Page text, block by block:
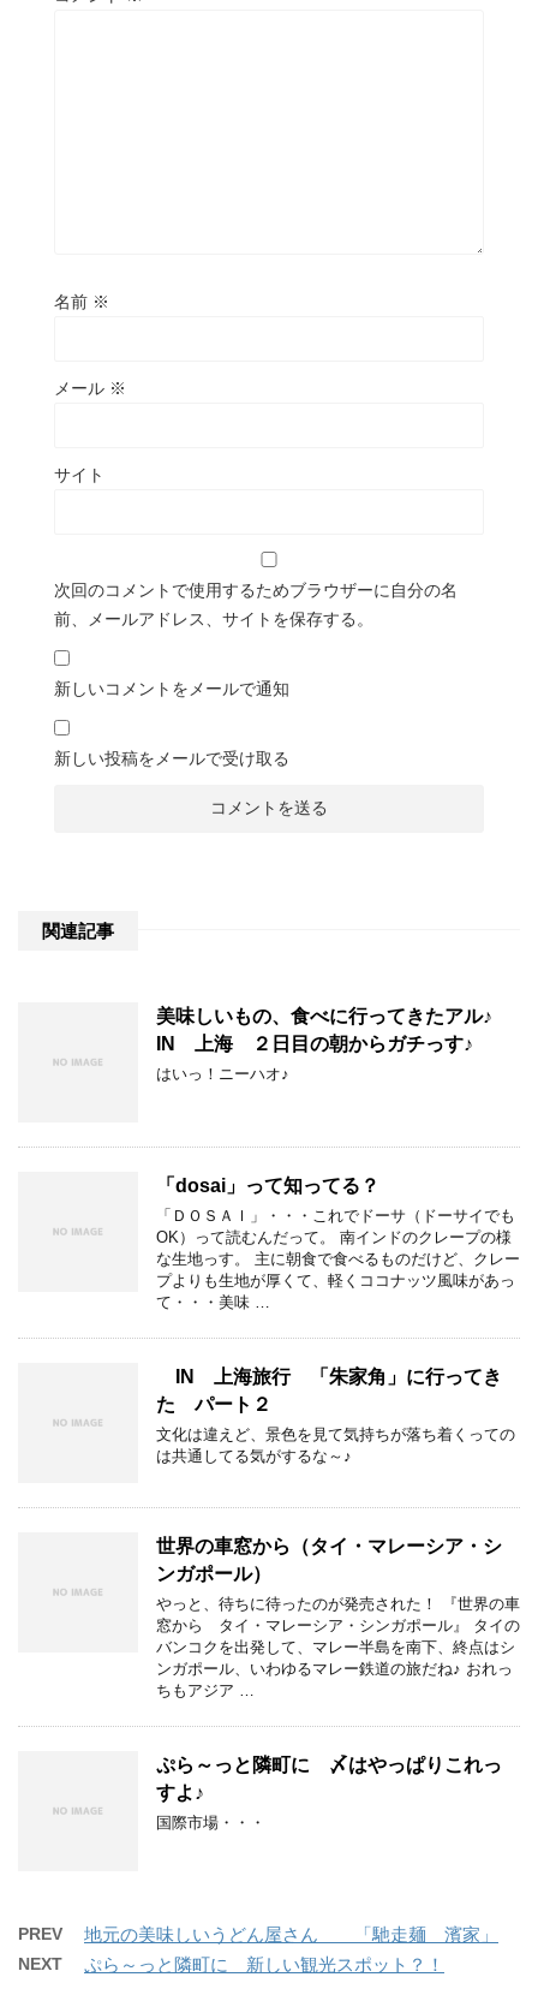
名前 ※
メール ※
サイト
次回のコメントで使用するためブラウザーに自分の名
前、メールアドレス、サイトを保存する。
新しいコメントをメールで通知
新しい投稿をメールで受け取る
関連記事
美味しいもの、食べに行ってきたアル♪
IN 上海 ２日目の朝からガチっす♪
はいっ！ニーハオ♪
「dosai」って知ってる？
「ＤＯＳＡＩ」・・・これでドーサ（ドーサイでも
OK）って読むんだって。 南インドのクレープの様
な生地っす。 主に朝食で食べるものだけど、クレー
プよりも生地が厚くて、軽くココナッツ風味があっ
て・・・美味 …
IN 上海旅行 「朱家角」に行ってき
た パート２
文化は違えど、景色を見て気持ちが落ち着くっての
は共通してる気がするな～♪
世界の車窓から（タイ・マレーシア・シ
ンガポール）
やっと、待ちに待ったのが発売された！ 『世界の車
窓から タイ・マレーシア・シンガポール』 タイの
バンコクを出発して、マレー半島を南下、終点はシ
ンガポール、いわゆるマレー鉄道の旅だね♪ おれっ
ちもアジア …
ぷら～っと隣町に 〆はやっぱりこれっ
すよ♪
国際市場・・・
PREV 地元の美味しいうどん屋さん 「馳走麺 濱家」
NEXT ぷら～っと隣町に 新しい観光スポット？！